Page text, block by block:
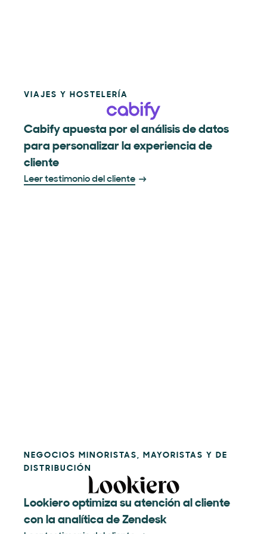
VIAJES Y HOSTELERÍA
Cabify apuesta por el análisis de datos
para personalizar la experiencia de
cliente
Leer testimonio del cliente
NEGOCIOS MINORISTAS, MAYORISTAS Y DE
DISTRIBUCIÓN
Lookiero optimiza su atención al cliente
con la analítica de Zendesk